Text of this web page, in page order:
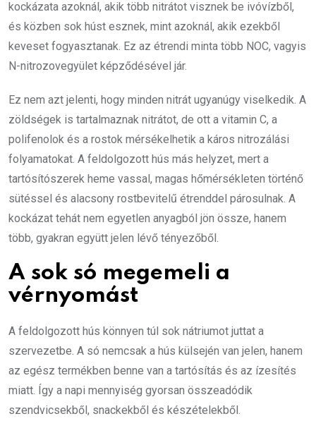
kockázata azoknál, akik több nitrátot visznek be ivóvízből,
és közben sok húst esznek, mint azoknál, akik ezekből
keveset fogyasztanak. Ez az étrendi minta több NOC, vagyis
N-nitrozovegyület képződésével jár.
Ez nem azt jelenti, hogy minden nitrát ugyanúgy viselkedik. A
zöldségek is tartalmaznak nitrátot, de ott a vitamin C, a
polifenolok és a rostok mérsékelhetik a káros nitrozálási
folyamatokat. A feldolgozott hús más helyzet, mert a
tartósítószerek heme vassal, magas hőmérsékleten történő
sütéssel és alacsony rostbevitelű étrenddel párosulnak. A
kockázat tehát nem egyetlen anyagból jön össze, hanem
több, gyakran együtt jelen lévő tényezőből.
A sok só megemeli a
vérnyomást
A feldolgozott hús könnyen túl sok nátriumot juttat a
szervezetbe. A só nemcsak a hús külsején van jelen, hanem
az egész termékben benne van a tartósítás és az ízesítés
miatt. Így a napi mennyiség gyorsan összeadódik
szendvicsekből, snackekből és készételekből.